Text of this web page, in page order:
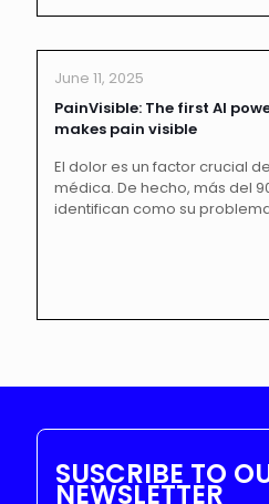
June 11, 2025
PainVisible: The first AI
makes pain visible
El dolor es un factor crucial
médica. De hecho, más del
identifican como su
SUSCRIBE TO
NEWSLETTER